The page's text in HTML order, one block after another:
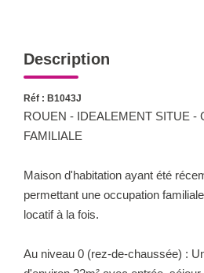
Description
Réf : B1043J
ROUEN - IDEALEMENT SITUE -
FAMILIALE
Maison d'habitation ayant été
permettant une occupation
locatif à la fois.
Au niveau 0 (rez-de-chaussée) :